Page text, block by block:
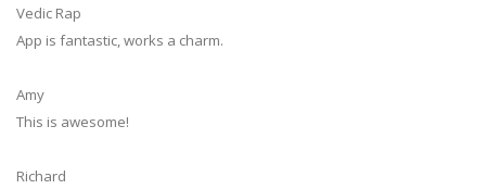
Vedic Rap
App is fantastic, works a charm.
Amy
This is awesome!
Richard